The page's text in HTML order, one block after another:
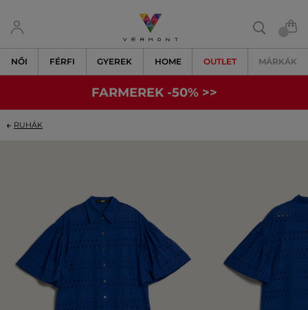
NŐI FÉRFI GYEREK HOME OUTLET MÁRKÁK
FARMEREK -50% >>
RUHÁK